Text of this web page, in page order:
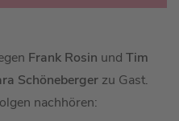
Frank Rosin und Tim
Schöneberger zu Gast.
nachhören: